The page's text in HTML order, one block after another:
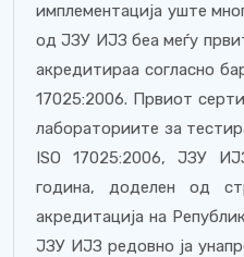
имплементација уште
од ЈЗУ ИЈЗ беа меѓу
акредитираа согласно
17025:2006. Првиот
лабораториите за
ISO 17025:2006, ЈЗУ
година, доделен од
акредитација на
ЈЗУ ИЈЗ редовно ја